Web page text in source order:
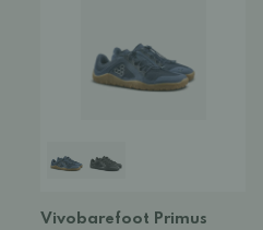
Vivobarefoot Primus